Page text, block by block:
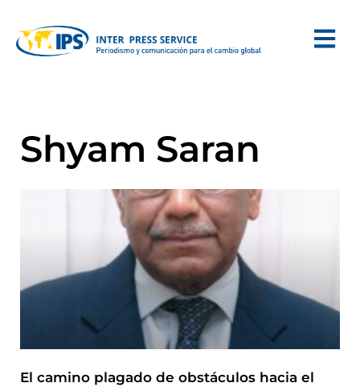
Shyam Saran
El camino plagado de obstáculos hacia el